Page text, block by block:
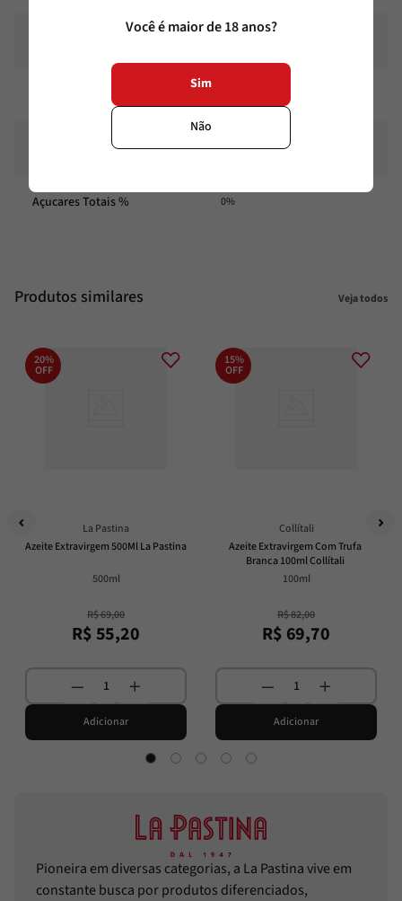
Açucares Totais 0
Açucares Totais % 0%
Produtos similares Veja todos
20%
OFF
La Pastina
Azeite Extravirgem 500Ml La Pastina
500ml
R$69,00
R$55,20
Adicionar
15%
OFF
Collítali
Azeite Extravirgem Com Trufa
Branca 100ml Collítali
100ml
R$82,00
R$ 69,70
Adicionar
Pioneira em diversas categorias, a La Pastina vive em
constante busca por produtos diferenciados,
Você é maior de 18 anos?
Sim
Não